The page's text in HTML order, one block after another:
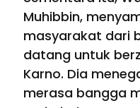
Muhibbin,
masyarakat dari
datang untuk
Karno. Dia
merasa bangga